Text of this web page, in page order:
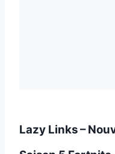
Lazy Links –